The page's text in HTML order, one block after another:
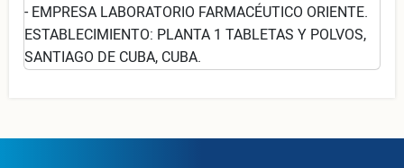
- EMPRESA LABORATORIO FARMACÉUTICO ORIENTE.
ESTABLECIMIENTO: PLANTA 1 TABLETAS Y POLVOS,
SANTIAGO DE CUBA, CUBA.